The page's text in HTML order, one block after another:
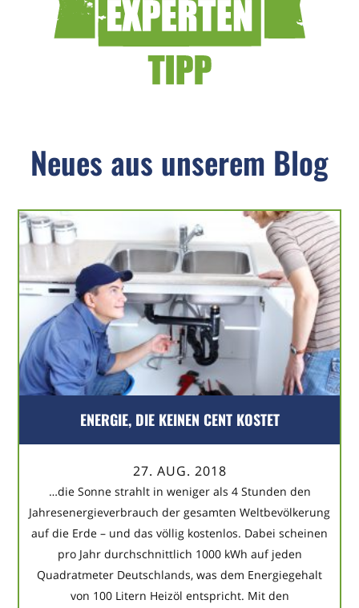
Neues aus unserem Blog
ENERGIE, DIE KEINEN CENT KOSTET
27. AUG. 2018
…die Sonne strahlt in weniger als 4 Stunden den
Jahresenergieverbrauch der gesamten Weltbevölkerung
auf die Erde – und das völlig kostenlos. Dabei scheinen
pro Jahr durchschnittlich 1000 kWh auf jeden
Quadratmeter Deutschlands, was dem Energiegehalt
von 100 Litern Heizöl entspricht. Mit den